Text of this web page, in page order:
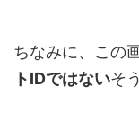
ちなみに、この
トIDではないそ